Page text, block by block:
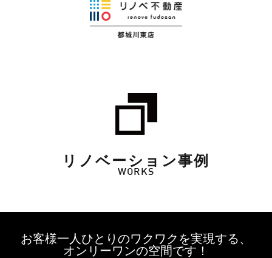
リノベーション事例
WORKS
お客様一人ひとりのワクワクを実現する、
オンリーワンの空間です！